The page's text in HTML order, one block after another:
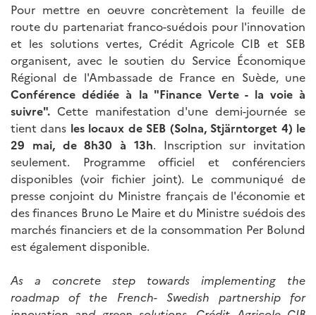
Pour mettre en oeuvre concrètement la feuille de
route du partenariat franco-suédois pour l'innovation
et les solutions vertes, Crédit Agricole CIB et SEB
organisent, avec le soutien du Service Économique
Régional de l'Ambassade de France en Suède, une
Conférence dédiée à la "Finance Verte - la voie à
suivre". Cette manifestation d'une demi-journée se
tient dans les locaux de SEB (Solna, Stjärntorget 4) le
29 mai, de 8h30 à 13h. Inscription sur invitation
seulement. Programme officiel et conférenciers
disponibles (voir fichier joint). Le communiqué de
presse conjoint du Ministre français de l'économie et
des finances Bruno Le Maire et du Ministre suédois des
marchés financiers et de la consommation Per Bolund
est également disponible.
As a concrete step towards implementing the
roadmap of the French- Swedish partnership for